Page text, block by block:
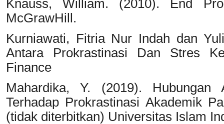
Knauss, William. (2010). End
McGrawHill.
Kurniawati, Fitria Nur Indah dan
Antara Prokrastinasi Dan Stres
Finance
Mahardika, Y. (2019). Hubungan
Terhadap Prokrastinasi Akademik
(tidak diterbitkan) Universitas Islam